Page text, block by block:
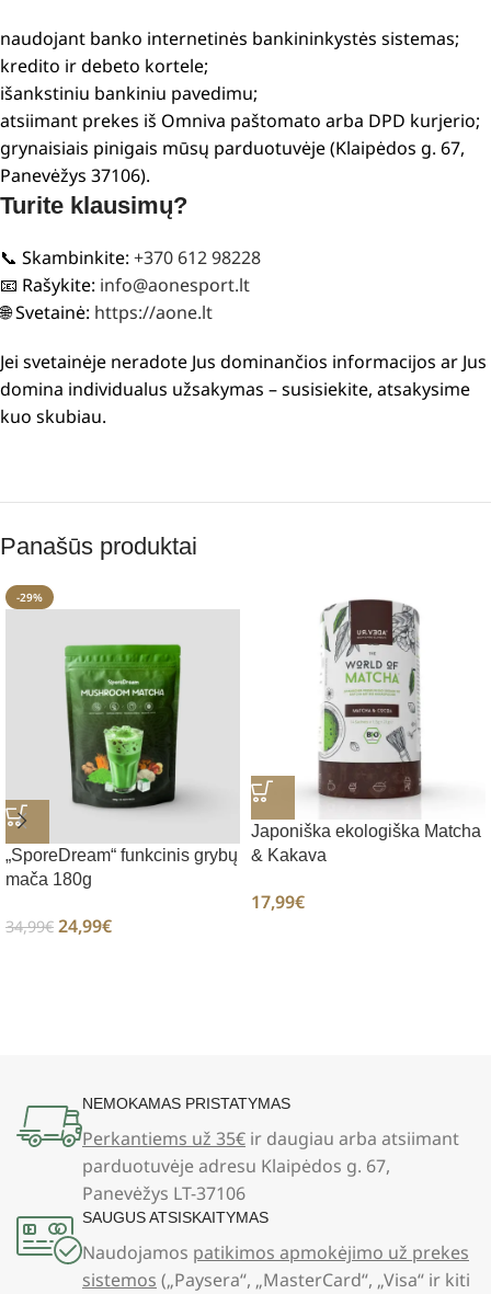
naudojant banko internetinės bankininkystės sistemas;
kredito ir debeto kortele;
išankstiniu bankiniu pavedimu;
atsiimant prekes iš Omniva paštomato arba DPD kurjerio;
grynaisiais pinigais mūsų parduotuvėje (Klaipėdos g. 67,
Panevėžys 37106).
Turite klausimų?
📞 Skambinkite: +370 612 98228
📧 Rašykite: info@aonesport.lt
🌐 Svetainė: https://aone.lt
Jei svetainėje neradote Jus dominančios informacijos ar Jus
domina individualus užsakymas – susisiekite, atsakysime
kuo skubiau.
Panašūs produktai
-29%
„SporeDream“ funkcinis grybų
mača 180g
34,99€ 24,99€
Japoniška ekologiška Matcha
& Kakava
17,99€
NEMOKAMAS PRISTATYMAS
Perkantiems už 35€ ir daugiau arba atsiimant
parduotuvėje adresu Klaipėdos g. 67,
Panevėžys LT-37106
SAUGUS ATSISKAITYMAS
Naudojamos patikimos apmokėjimo už prekes
sistemos („Paysera“, „MasterCard“, „Visa“ ir kiti